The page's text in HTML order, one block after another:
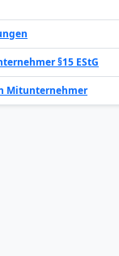
§15 EStG
Mitunternehmer